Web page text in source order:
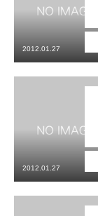
2012.01.27
2012.01.27